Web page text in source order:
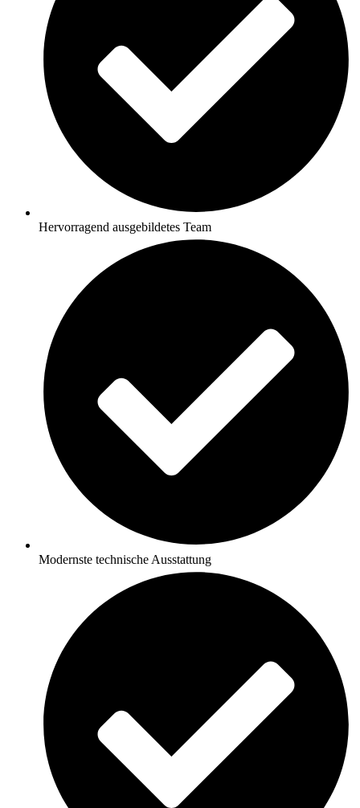
Hervorragend ausgebildetes Team
Modernste technische Ausstattung